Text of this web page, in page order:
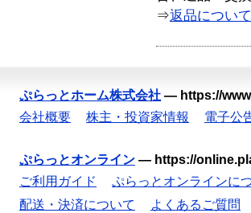
⇒返品につい
ぷらっとホーム株式会社 — https://
会社概要
株主・投資家情報 電子公
ぷらっとオンライン — https://
ご利用ガイド
ぷらっとオンラインに
配送・決済について
よくあるご質問